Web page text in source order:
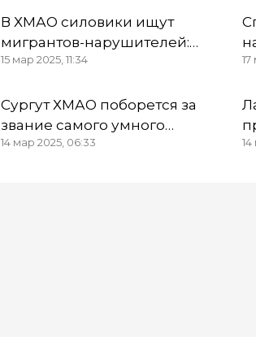
В ХМАО силовики ищут
мигрантов-нарушителей:
уклонистам вручают
15 мар 2025, 11:34
Сургут ХМАО поборется за
звание самого умного
города России
14 мар 2025, 06:33